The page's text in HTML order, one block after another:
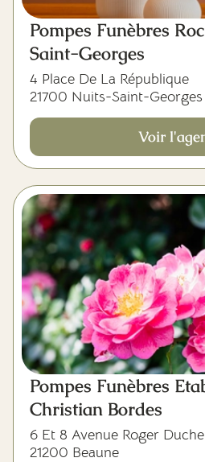
Pompes Funèbres
Saint-Georges
4 Place De La République
21700 Nuits-Saint-Georges
Voir
Pompes Funèbres
Christian Bordes
6 Et 8 Avenue Roger
21200 Beaune